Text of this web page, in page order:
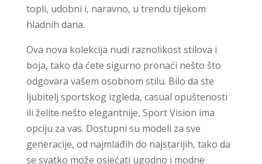
topli, udobni i, naravno, u trendu tijekom
hladnih dana.
Ova nova kolekcija nudi raznolikost stilova i
boja, tako da ćete sigurno pronaći nešto što
odgovara vašem osobnom stilu. Bilo da ste
ljubitelj sportskog izgleda, casual opuštenosti
ili želite nešto elegantnije, Sport Vision ima
opciju za vas. Dostupni su modeli za sve
generacije, od najmlađih do najstarijih, tako da
se svatko može osjećati ugodno i modne